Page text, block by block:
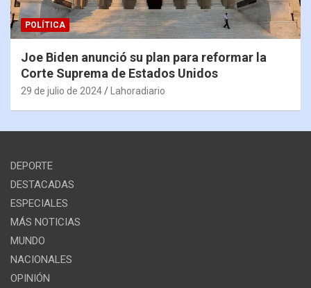
POLÍTICA
Joe Biden anunció su plan para reformar la
Corte Suprema de Estados Unidos
29 de julio de 2024 Lahoradiario
DEPORTE
DESTACADAS
ESPECIALES
MÁS NOTICIAS
MUNDO
NACIONALES
OPINIÓN